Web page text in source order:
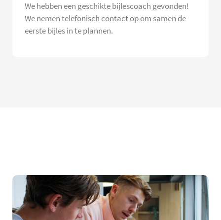
We hebben een geschikte bijlescoach gevonden!
We nemen telefonisch contact op om samen de
eerste bijles in te plannen.